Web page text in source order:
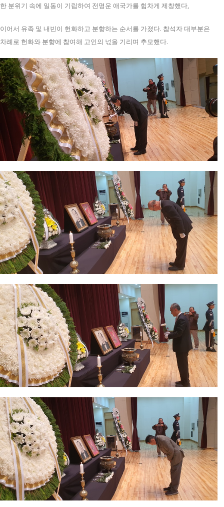
한 분위기 속에 일동이 기립하여 전명운 애국가를 힘차게 제창했다,
이어서 유족 및 내빈이 헌화하고 분향하는 순서를 가졌다. 참석자 대부분은
차례로 헌화와 분향에 참여해 고인의 넋을 기리며 추모했다.